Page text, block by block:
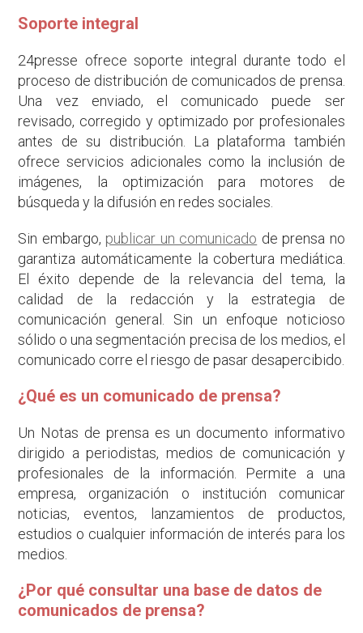
Soporte integral
24presse ofrece soporte integral durante todo el
proceso de distribución de comunicados de prensa.
Una vez enviado, el comunicado puede ser
revisado, corregido y optimizado por profesionales
antes de su distribución. La plataforma también
ofrece servicios adicionales como la inclusión de
imágenes, la optimización para motores de
búsqueda y la difusión en redes sociales.
Sin embargo, publicar un comunicado de prensa no
garantiza automáticamente la cobertura mediática.
El éxito depende de la relevancia del tema, la
calidad de la redacción y la estrategia de
comunicación general. Sin un enfoque noticioso
sólido o una segmentación precisa de los medios, el
comunicado corre el riesgo de pasar desapercibido.
¿Qué es un comunicado de prensa?
Un Notas de prensa es un documento informativo
dirigido a periodistas, medios de comunicación y
profesionales de la información. Permite a una
empresa, organización o institución comunicar
noticias, eventos, lanzamientos de productos,
estudios o cualquier información de interés para los
medios.
¿Por qué consultar una base de datos de
comunicados de prensa?